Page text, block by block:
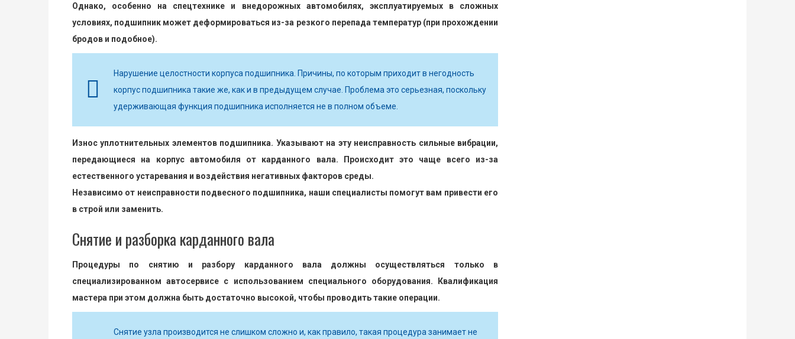
Однако, особенно на спецтехнике и внедорожных автомобилях, эксплуатируемых в сложных
условиях, подшипник может деформироваться из-за резкого перепада температур (при прохождении
бродов и подобное).
Нарушение целостности корпуса подшипника. Причины, по которым приходит в негодность
корпус подшипника такие же, как и в предыдущем случае. Проблема это серьезная, поскольку
удерживающая функция подшипника исполняется не в полном объеме.
Износ уплотнительных элементов подшипника. Указывают на эту неисправность сильные вибрации,
передающиеся на корпус автомобиля от карданного вала. Происходит это чаще всего из-за
естественного устаревания и воздействия негативных факторов среды.
Независимо от неисправности подвесного подшипника, наши специалисты помогут вам привести его
в строй или заменить.
Снятие и разборка карданного вала
Процедуры по снятию и разбору карданного вала должны осуществляться только в
специализированном автосервисе с использованием специального оборудования. Квалификация
мастера при этом должна быть достаточно высокой, чтобы проводить такие операции.
Снятие узла производится не слишком сложно и, как правило, такая процедура занимает не